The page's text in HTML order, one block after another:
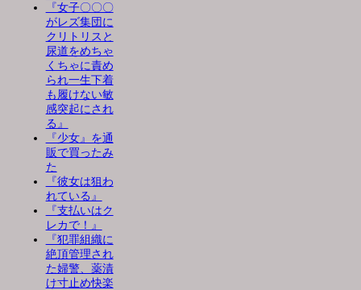
『女子〇〇〇
がレズ集団に
クリトリスと
尿道をめちゃ
くちゃに責め
られ一生下着
も履けない敏
感突起にされ
る』
『少女』を通
販で買ったみ
た
『彼女は狙わ
れている』
『支払いはク
レカで！』
『犯罪組織に
絶頂管理され
た婦警、薬漬
け寸止め快楽